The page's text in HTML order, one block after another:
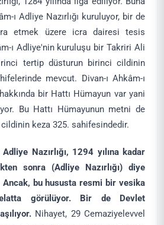
ı Adliye Nazırlığı kuruluyor, bir de
etmek üzere icra dairesi tesis
ı Adliye'nin kuruluşu bir Takriri Ali
tertip düsturun birinci cildinin
mevcut. Divan-ı Ahkâm-ı
bir Hattı Hümayun var yani
Bu Hattı Hümayunun metni de
keza 325. sahifesindedir.
Nazırlığı, 1294 yılına kadar
sonra (Adliye Nazırlığı) diye
Ancak, bu hususta resmi bir vesika
görülüyor. Bir de Devlet
Nihayet, 29 Cemaziyelevvel